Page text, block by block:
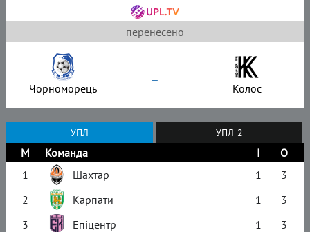
перенесено
Чорноморець – Колос
УПЛ УПЛ-2
М Команда І
О
1
Шахтар 1
3
2
Карпати 1
3
3
Епіцентр 1
3